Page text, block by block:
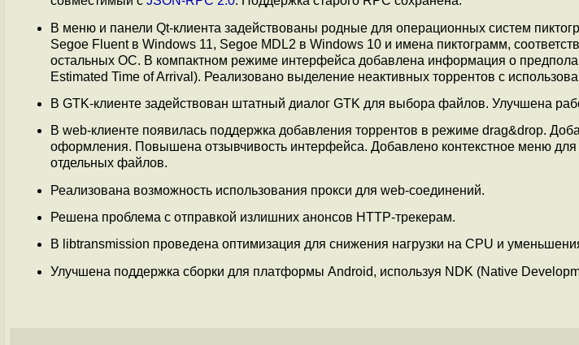
В меню и панели Qt-клиента задействованы родные для операционных систем
Segoe Fluent в Windows 11, Segoe MDL2 в Windows 10 и имена пиктограмм,
остальных ОС. В компактном режиме интерфейса добавлена информация о
Estimated Time of Arrival). Реализовано выделение неактивных торрентов с
В GTK-клиенте задействован штатный диалог GTK для выбора файлов. Улучшена
В web-клиенте появилась поддержка добавления торрентов в режиме drag&drop.
оформления. Повышена отзывчивость интерфейса. Добавлено контекстное меню
отдельных файлов.
Реализована возможность использования прокси для web-соединений.
Решена проблема с отправкой излишних анонсов HTTP-трекерам.
В libtransmission проведена оптимизация для снижения нагрузки на CPU и
Улучшена поддержка сборки для платформы Android, используя NDK (Native